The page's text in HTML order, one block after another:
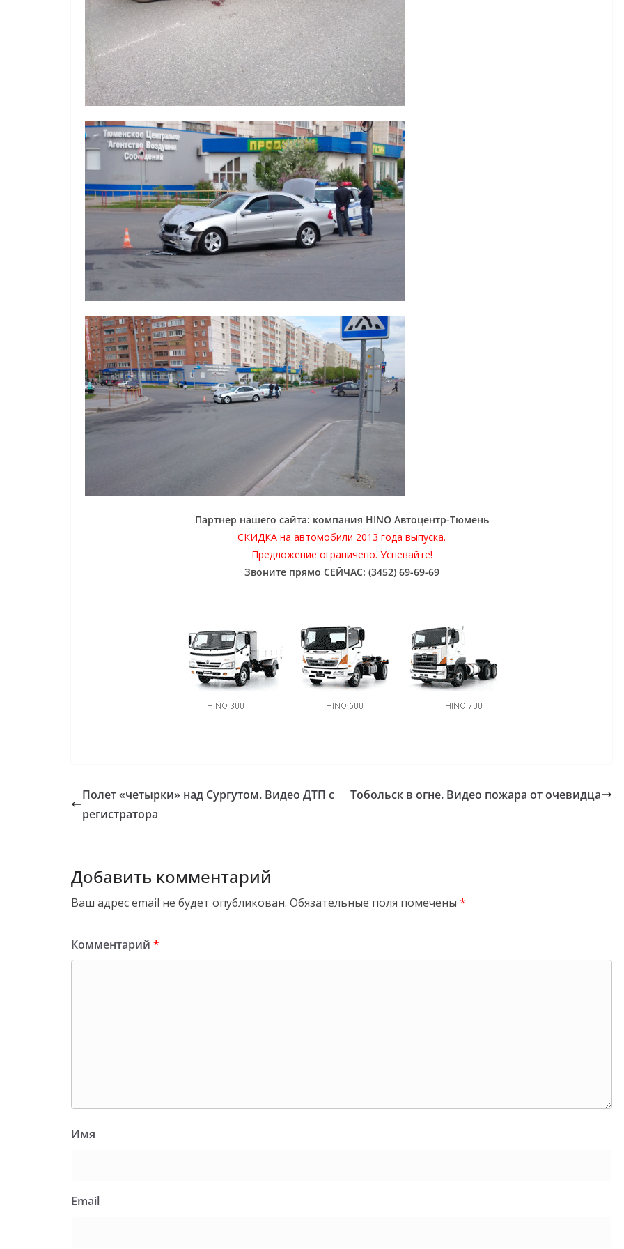
Партнер нашего сайта: компания HINO Автоцентр-Тюмень
СКИДКА на автомобили 2013 года выпуска.
Предложение ограничено. Успевайте!
Звоните прямо СЕЙЧАС: (3452) 69-69-69
Полет «четырки» над Сургутом. Видео ДТП с
регистратора
Тобольск в огне. Видео пожара от очевидца
Добавить комментарий
Ваш адрес email не будет опубликован. Обязательные поля помечены *
Комментарий *
Имя
Email